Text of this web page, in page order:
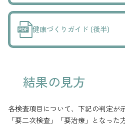
健康づくりガイド (後半)
結果の見方
各検査項目について、下記の判定が
「要二次検査」「要治療」となっ